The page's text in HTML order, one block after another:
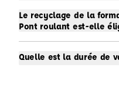
Le recyclage de la
Pont roulant est-elle
Quelle est la durée de